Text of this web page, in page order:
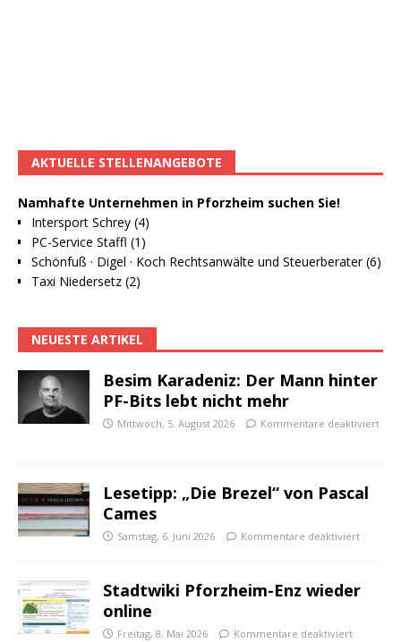
AKTUELLE STELLENANGEBOTE
Namhafte Unternehmen in Pforzheim suchen Sie!
Intersport Schrey (4)
PC-Service Staffl (1)
Schönfuß · Digel · Koch Rechtsanwälte und Steuerberater (6)
Taxi Niedersetz (2)
NEUESTE ARTIKEL
Besim Karadeniz: Der Mann hinter
PF-Bits lebt nicht mehr
Mittwoch, 5. August 2026 Kommentare deaktiviert
Lesetipp: „Die Brezel“ von Pascal
Cames
Samstag, 6. Juni 2026 Kommentare deaktiviert
Stadtwiki Pforzheim-Enz wieder
online
Freitag, 8. Mai 2026 Kommentare deaktiviert